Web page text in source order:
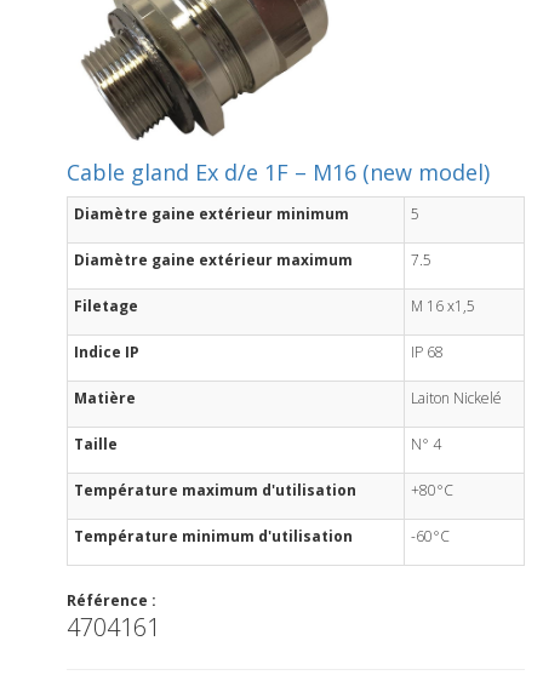
Cable gland Ex d/e 1F – M16 (new model)
Diamètre gaine extérieur minimum 5
Diamètre gaine extérieur maximum 7.5
Filetage M 16 x1,5
Indice IP IP 68
Matière Laiton Nickelé
Taille N° 4
Température maximum d'utilisation +80°C
Température minimum d'utilisation -60°C
Référence :
4704161